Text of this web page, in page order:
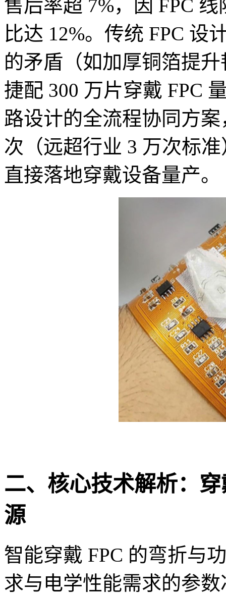
售后率超 7%，因 FPC
比达 12%。传统 FPC 设
的矛盾（如加厚铜箔提
捷配 300 万片穿戴 FPC
路设计的全流程协同方
次（远超行业 3 万次标
直接落地穿戴设备量产。
二、核心技术解析：
源
智能穿戴 FPC 的弯折与
求与电学性能需求的参